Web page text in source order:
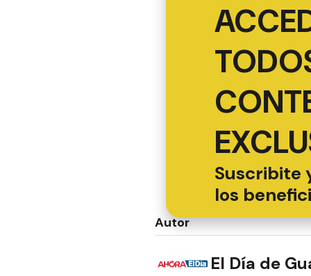
Suscribite
los
Autor
El Día de